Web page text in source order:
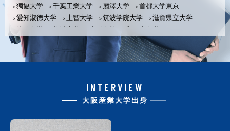
獨協大学
千葉工業大学 麗澤大学
首都大学東京
愛知淑徳大学
上智大学 筑波学院大学
滋賀県立大学
法政大学
茨城大学 山形大学
和歌山大学
関西外国語大学
東海大学 青山学院大学
大分大学
大阪教育大学
大阪教育大学大学院
大阪経済大学
京都産業大学 京都女子大学
神戸大学 神戸女学院大学 滋賀大学
立教大学 立命館大学
INTERVIEW
大阪産業大学出身